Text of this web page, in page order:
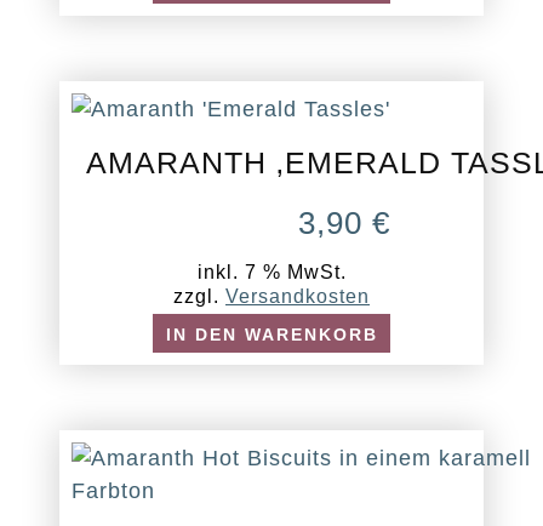
AMARANTH ‚EMERALD
3,90€
inkl. 7 % MwSt.
zzgl. Versandkosten
IN DEN WARENKORB